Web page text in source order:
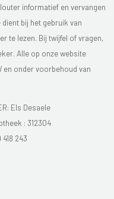
informatief en vervangen
bij het gebruik van
te lezen. Bij twijfel of vragen,
Alle op onze website
en onder voorbehoud van
Els Desaele
: 312304
418 243